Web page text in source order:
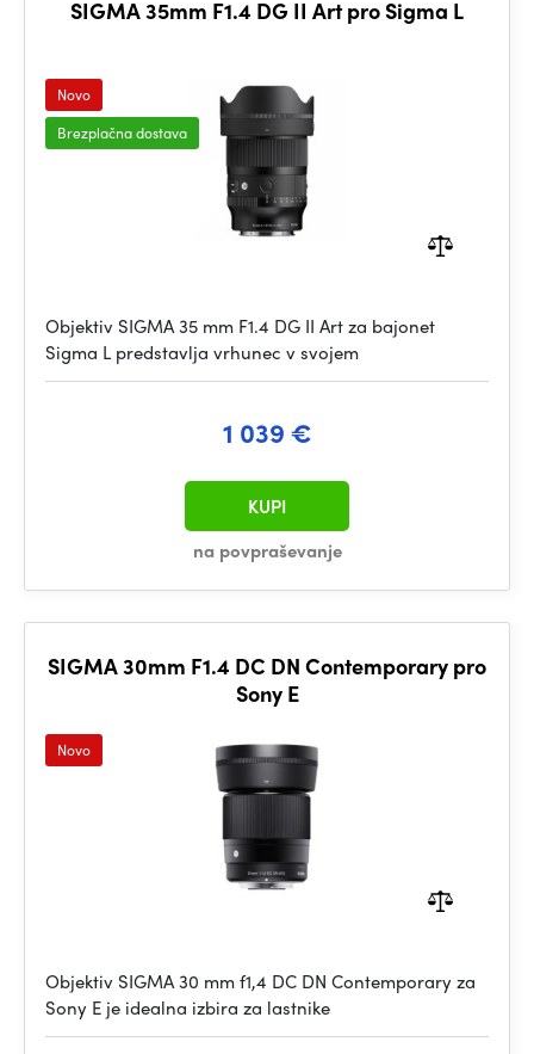
SIGMA 35mm F1.4 DG II Art pro Sigma L
Novo
Brezplačna dostava
Objektiv SIGMA 35 mm F1.4 DG II Art za bajonet
Sigma L predstavlja vrhunec v svojem
1 039 €
na povpraševanje
KUPI
SIGMA 30mm F1.4 DC DN Contemporary pro
Sony E
Novo
Objektiv SIGMA 30 mm f1,4 DC DN Contemporary za
Sony E je idealna izbira za lastnike